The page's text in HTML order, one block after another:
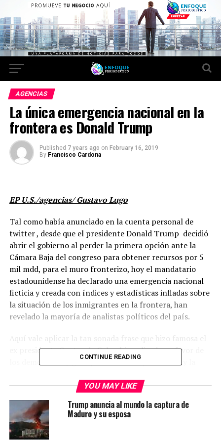
AGENCIAS
La única emergencia nacional en la
frontera es Donald Trump
Published 7 years ago on February 16, 2019
By Francisco Cardona
EP U.S./agencias/ Gustavo Lugo
Tal como había anunciado en la cuenta personal de
twitter , desde que el presidente Donald Trump decidió
abrir el gobierno al perder la primera opción ante la
Cámara Baja del congreso para obtener recursos por 5
mil mdd, para el muro fronterizo, hoy el mandatario
estadounidense ha declarado una emergencia nacional
ficticia y creada con índices y estadísticas infladas sobre
la situación de los inmigrantes en la frontera, han
revelado la mayoría de analistas políticos del país.
Aquí vale aplicar la tan sonada frase que hizo famosa el
ex presidente Santos de Colombia aplicada en favor de
los demócratas y gran parte de los republicanos y la
frontera, no existe”. Si, no hay ni crisis , ni un peligro de
invasión ni mucho menos que los asesinos y violadores
está en las calles asesinando al pueblo como enfatiza
Trump.
CONTINUE READING
YOU MAY LIKE
Trump anuncia al mundo la captura de
Maduro y su esposa